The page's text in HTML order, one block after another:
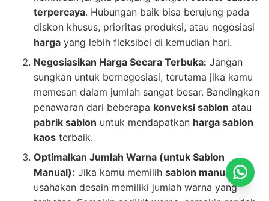
terpercaya. Hubungan baik bisa berujung pada
diskon khusus, prioritas produksi, atau negosiasi
harga yang lebih fleksibel di kemudian hari.
Negosiasikan Harga Secara Terbuka: Jangan
sungkan untuk bernegosiasi, terutama jika kamu
memesan dalam jumlah sangat besar. Bandingkan
penawaran dari beberapa konveksi sablon atau
pabrik sablon untuk mendapatkan harga sablon
kaos terbaik.
Optimalkan Jumlah Warna (untuk Sablon
Manual): Jika kamu memilih sablon manual ,
usahakan desain memiliki jumlah warna yang